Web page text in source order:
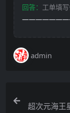
回答： 工单填
admin
超次元海王